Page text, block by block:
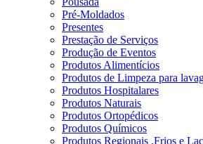
Pré-Moldados
Presentes
Prestação de Serviços
Produção de Eventos
Produtos Alimentícios
Produtos de Limpeza para
Produtos Hospitalares
Produtos Naturais
Produtos Ortopédicos
Produtos Químicos
Produtos Regionais ,Frios e